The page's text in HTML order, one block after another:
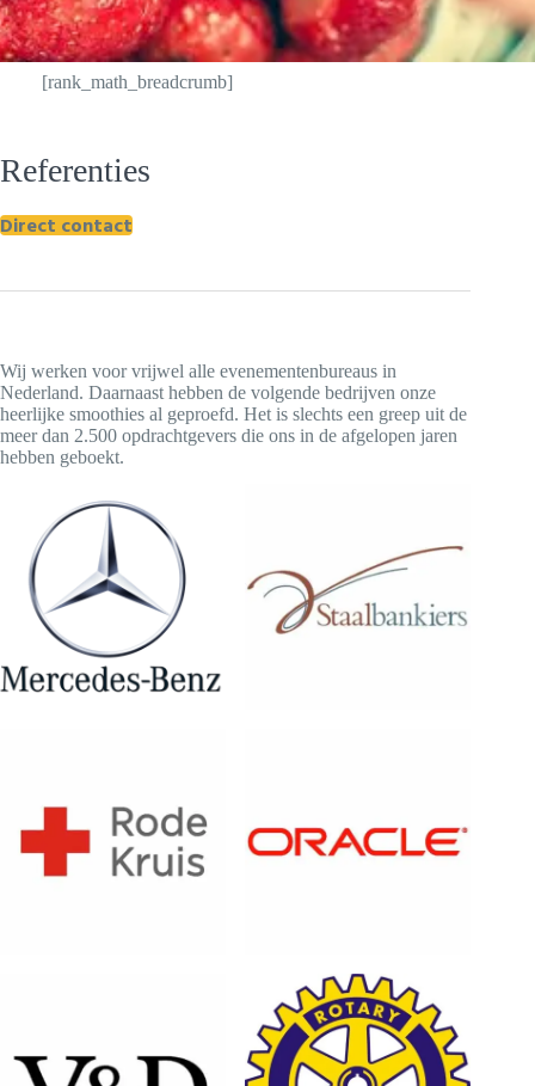
[rank_math_breadcrumb]
Wij werken voor vrijwel alle evenementenbureaus in
Nederland. Daarnaast hebben de volgende bedrijven onze
heerlijke smoothies al geproefd. Het is slechts een greep uit de
meer dan 2.500 opdrachtgevers die ons in de afgelopen jaren
hebben geboekt.
Referenties
Direct contact